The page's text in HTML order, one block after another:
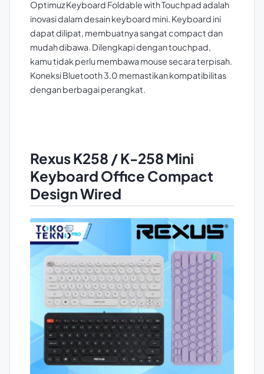
Optimuz Keyboard Foldable with Touchpad adalah
inovasi dalam desain keyboard mini. Keyboard ini
dapat dilipat, membuatnya sangat compact dan
mudah dibawa. Dilengkapi dengan touchpad,
kamu tidak perlu membawa mouse secara terpisah.
Koneksi Bluetooth 3.0 memastikan kompatibilitas
dengan berbagai perangkat.
Rexus K258 / K-258 Mini
Keyboard Office Compact
Design Wired